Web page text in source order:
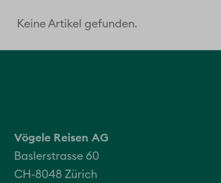
Keine Artikel gefunden.
Vögele Reisen AG
Baslerstrasse 60
CH-8048 Zürich